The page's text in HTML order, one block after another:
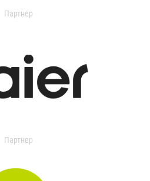
Партнер
Партнер